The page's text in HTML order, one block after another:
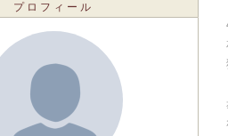
プロフィール